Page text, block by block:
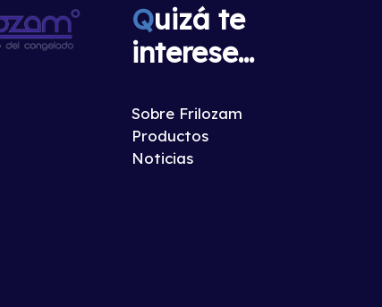
Quizá te
interese...
Sobre Frilozam
Productos
Noticias